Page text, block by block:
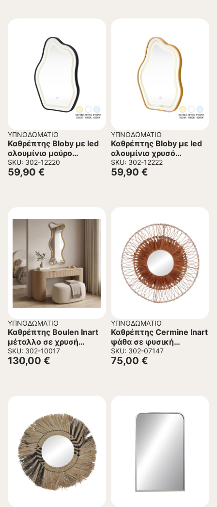
ΥΠΝΟΔΩΜΆΤΙΟ
Καθρέπτης Bloby με led
αλουμίνιο μαύρο
50x4x70εκ
SKU: 302-12220
59,90 €
ΥΠΝΟΔΩΜΆΤΙΟ
Καθρέπτης Bloby με led
αλουμίνιο χρυσό
50x4x70εκ
SKU: 302-12222
59,90 €
ΥΠΝΟΔΩΜΆΤΙΟ
Καθρέπτης Boulen Inart
μέταλλο σε χρυσή
απόχρωση 51x2x126εκ
SKU: 302-10017
130,00 €
ΥΠΝΟΔΩΜΆΤΙΟ
Καθρέπτης Cermine Inart
ψάθα σε φυσική
απόχρωση Φ80×12εκ
SKU: 302-07147
75,00 €